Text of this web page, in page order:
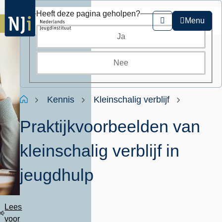
Overslaan
en
naar
de
Zoeken
Menu
Kruimelpad
HomeKennis Kleinschalig verblijf
Praktijkvoorbeelden van
kleinschalig verblijf in
jeugdhulp
Lees
voor
Heeft deze pagina geholpen?
Ja
Nee